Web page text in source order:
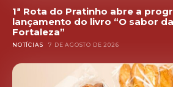
1ª Rota do Pratinho abre a
lançamento do livro “O sabor
Fortaleza”
NOTÍCIAS 7 DE AGOSTO DE 2026